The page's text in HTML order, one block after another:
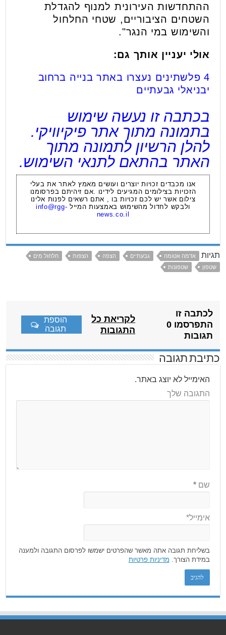
ההתחדשות העירונית למנוף להגדלת
השטחים הציבוריים, שטחי החלחול
והשימוש במי הנגר".
אולי יעניין אותך גם:
4 פלשתינים נעצרו באתר בנייה ברחוב
יבניאלי גבעתיים
בכתבה זו נעשה שימוש
בתמונה מתוך אתר פיקיוויקי.
להלן הרשיון לתמונה מתוך
האתר בהתאם לתנאי השימוש.
אנו מכבדים זכויות יוצרים ועושים מאמץ לאתר את בעלי
הזכויות בצילומים המגיעים לידינו .אם זיהיתם בפרסומנו
צילום אשר יש לכם זכויות בו , אתם רשאים לפנות אלינו
ולבקש לחדול מהשימוש באמצעות המייל info@rgg-
news.co.il
תגיות אדמה אטומה גבעתיים הצפה הצפות
חלחול מים
שטפון
שטפונות
לכתבה זו
התפרסמו 0
תגובות
לקריאת כל
התגובות
הוספת
תגובה
כתיבת תגובה
האימייל לא יוצג באתר.
התגובה שלך
שם*
אימייל*
בשליחת תגובה אתה מאשר שהפרטים ישמשו לפרסום התגובה ולמענה
במידת הצורך. מדיניות פרטיות